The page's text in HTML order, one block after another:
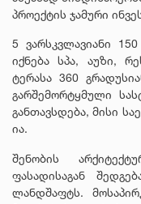
პროექტის ჯამური
5 ვარსკვლავიანი
იქნება სპა, აუზი,
ტერასა 360
გარშემორტყმული
განთავსდება, მისი
ია.
შენობის
ფასადისაგან
ლანდშაფტს.